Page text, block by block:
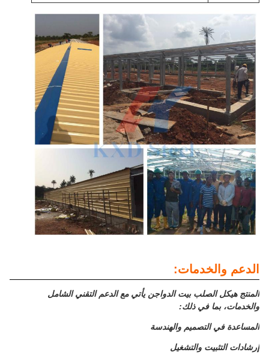
الدعم والخدمات:
المنتج هيكل الصلب بيت الدواجن يأتي مع الدعم التقني الشامل
والخدمات، بما في ذلك:
المساعدة في التصميم والهندسة
إرشادات التثبيت والتشغيل